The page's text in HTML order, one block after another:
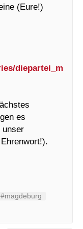
(Eure!)
diepartei_m
es
unser
#magdeburg